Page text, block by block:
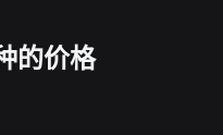
的价格